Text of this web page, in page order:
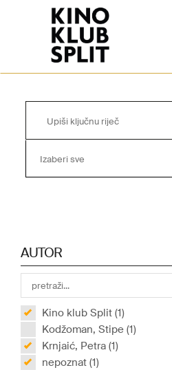
Izaberi sve
AUTOR
Kino klub Split (1)
Kodžoman, Stipe (1)
Krnjaić, Petra (1)
nepoznat (1)